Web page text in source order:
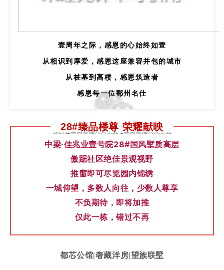
壹周年之际， 感恩的心始终如壹
从相识到厚爱，感恩这座兼容并包的城市
从桩基到高楼，感恩筑造者
感恩每一位鄂州 名仕
28#臻品楼尊 荣耀献映
中梁·佳兆业壹号院28#国风墅质高层
傲踞社区绝佳景观视野
推窗即可尽览园内锦绣
一城仰望，多数人向往，少数人尊享
不负期待，即将加推
仅此一栋，错过不再
都芯公馆|奢藏洋房|望族联墅